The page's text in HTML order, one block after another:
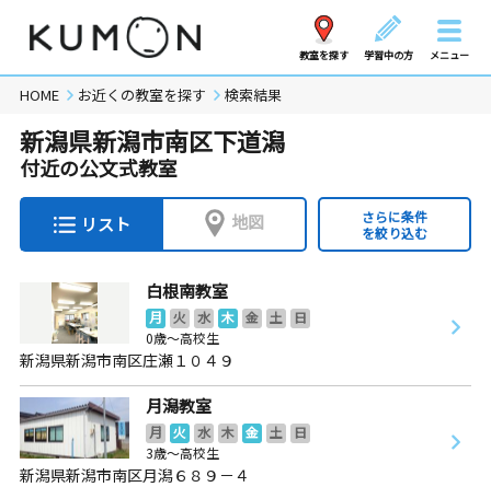
教室を探す 学習中の方 メニュー
HOME お近くの教室を探す 検索結果
新潟県新潟市南区下道潟
付近の公文式教室
リスト 地図
さらに条件
を絞り込む
白根南教室
月 火 水 木 金 土
日
0歳～高校生
新潟県新潟市南区庄瀬１０４９
月潟教室
月 火 水 木 金 土
日
3歳～高校生
新潟県新潟市南区月潟６８９－４